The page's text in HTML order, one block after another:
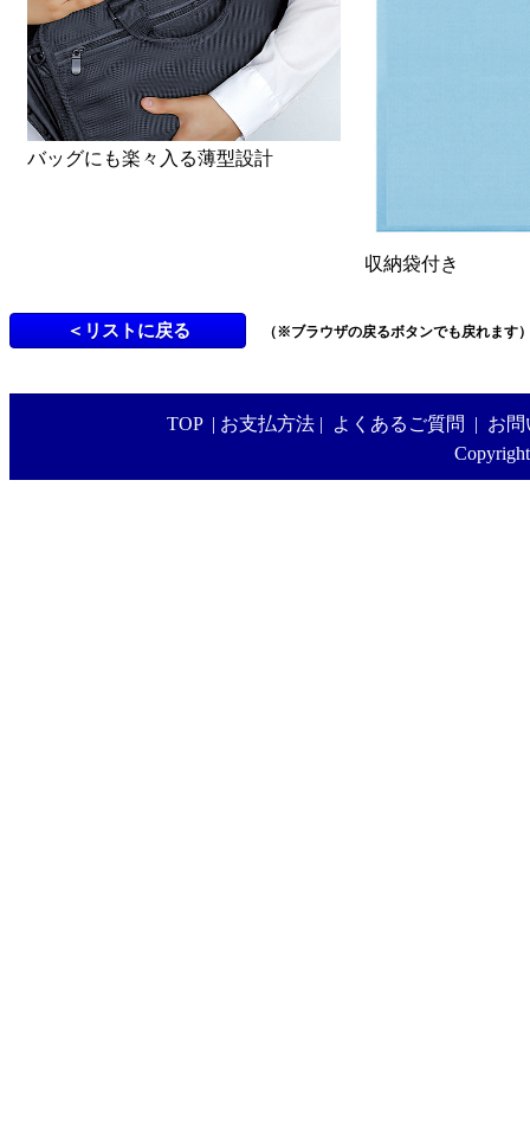
バッグにも楽々入る薄型設計
収納袋付き
（※ブラウザの戻るボタンでも戻れます
TOP | お支払方法 | よくあるご質問 | お